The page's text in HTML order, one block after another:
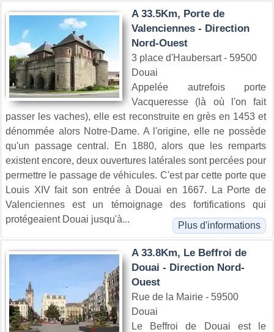
A 33.5Km, Porte de
Valenciennes - Direction
Nord-Ouest
3 place d'Haubersart - 59500
Douai
Appelée autrefois porte
Vacqueresse (là où l'on fait
passer les vaches), elle est reconstruite en grès en 1453 et
dénommée alors Notre-Dame. A l'origine, elle ne possède
qu'un passage central. En 1880, alors que les remparts
existent encore, deux ouvertures latérales sont percées pour
permettre le passage de véhicules. C'est par cette porte que
Louis XIV fait son entrée à Douai en 1667. La Porte de
Valenciennes est un témoignage des fortifications qui
protégeaient Douai jusqu'à...
Plus d'informations
A 33.8Km, Le Beffroi de
Douai - Direction Nord-
Ouest
Rue de la Mairie - 59500
Douai
Le Beffroi de Douai est le